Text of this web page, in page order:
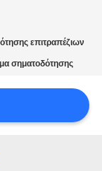
επιτραπέζιων
σηματοδότησης